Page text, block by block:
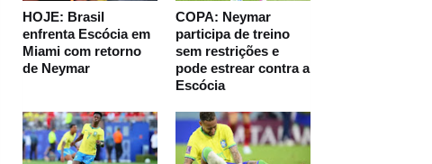
HOJE: Brasil
enfrenta Escócia em
Miami com retorno
de Neymar
COPA: Neymar
participa de treino
sem restrições e
pode estrear contra a
Escócia